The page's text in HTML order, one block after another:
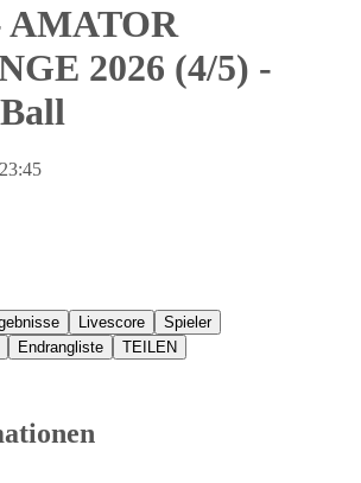
AMATOR
2026 (4/5) -
Livescore
Spieler
Endrangliste TEILEN